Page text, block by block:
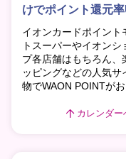
けでポイント還元率
イオンカードポイント
トスーパーやイオン
プ各店舗はもちろん、
ッピングなどの人気
物でWAON POINTが
カレンダー